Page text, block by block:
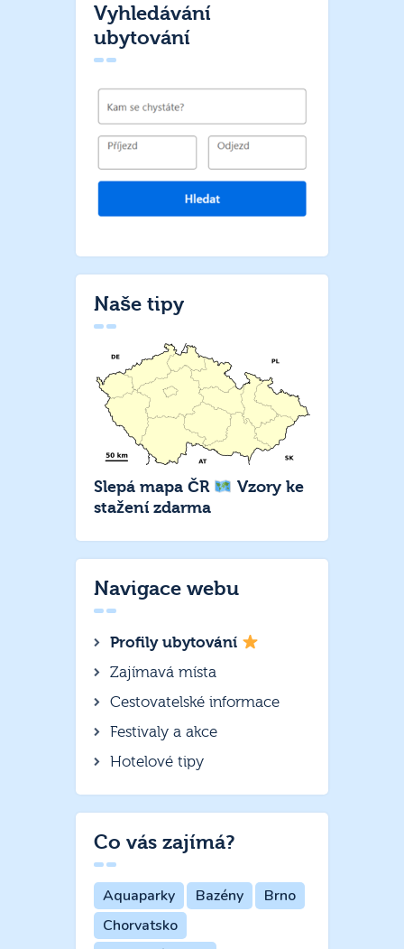
Vyhledávání
ubytování
Naše tipy
Slepá mapa ČR
Vzory ke
stažení zdarma
Navigace webu
Profily ubytování
Zajímavá místa
Cestovatelské informace
Festivaly a akce
Hotelové tipy
Co vás zajímá?
Aquaparky Bazény
Brno
Chorvatsko